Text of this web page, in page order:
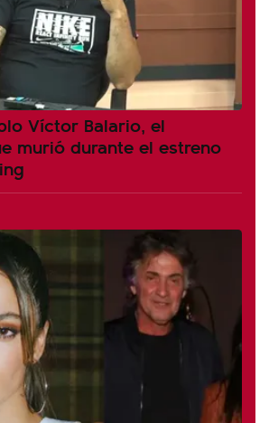
Víctor Balario, el
murió durante el estreno